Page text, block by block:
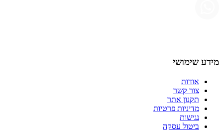
מידע שימושי
אודות
צור קשר
תקנון אתר
מדיניות פרטיות
נגישות
ביטול עסקה